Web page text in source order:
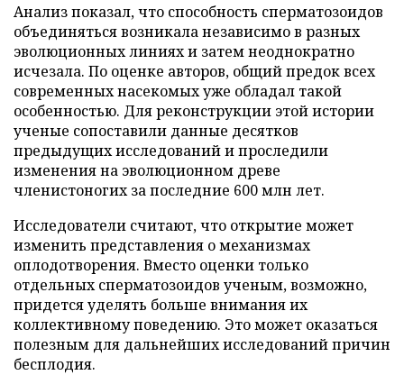
Анализ показал, что способность сперматозоидов
объединяться возникала независимо в разных
эволюционных линиях и затем неоднократно
исчезала. По оценке авторов, общий предок всех
современных насекомых уже обладал такой
особенностью. Для реконструкции этой истории
ученые сопоставили данные десятков
предыдущих исследований и проследили
изменения на эволюционном древе
членистоногих за последние 600 млн лет.
Исследователи считают, что открытие может
изменить представления о механизмах
оплодотворения. Вместо оценки только
отдельных сперматозоидов ученым, возможно,
придется уделять больше внимания их
коллективному поведению. Это может оказаться
полезным для дальнейших исследований причин
бесплодия.